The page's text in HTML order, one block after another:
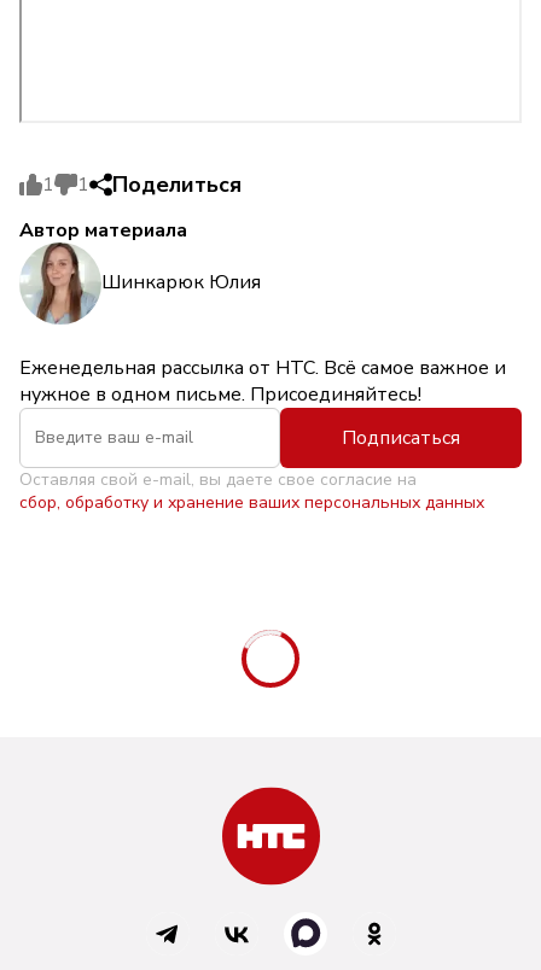
1 1 Поделиться
Автор материала
Шинкарюк Юлия
Еженедельная рассылка от НТС. Всё самое важное и
нужное в одном письме. Присоединяйтесь!
Подписаться
Оставляя свой e-mail, вы даете свое согласие на
сбор, обработку и хранение ваших персональных данных